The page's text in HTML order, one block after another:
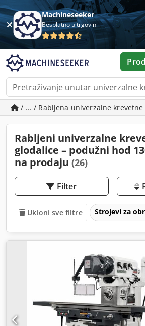
Machineseeker
Besplatno u trgovini
/ ... / Rabljena univerzalne
Rabljeni univerzalne
glodalice – podužni hod
na prodaju (26)
Filter
Ukloni sve filtre Strojevi za